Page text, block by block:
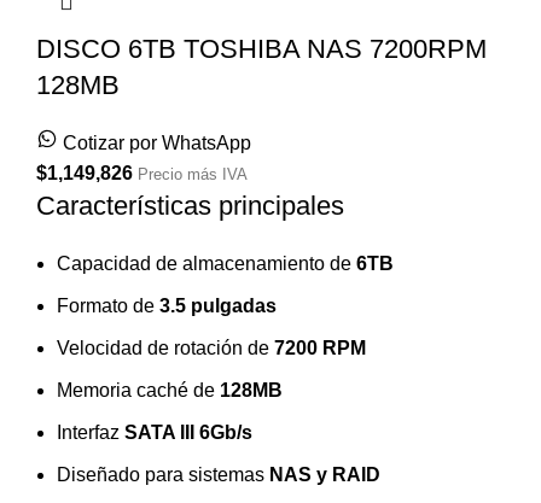
DISCO 6TB TOSHIBA NAS 7200RPM
128MB
Cotizar por WhatsApp
$1,149,826 Precio más IVA
Características principales
Capacidad de almacenamiento de 6TB
Formato de 3.5 pulgadas
Velocidad de rotación de 7200 RPM
Memoria caché de 128MB
Interfaz SATA III 6Gb/s
Diseñado para sistemas NAS y RAID